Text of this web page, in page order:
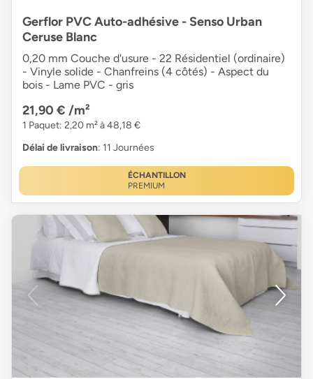
Gerflor PVC Auto-adhésive - Senso Urban
Ceruse Blanc
0,20 mm Couche d'usure - 22 Résidentiel (ordinaire)
- Vinyle solide - Chanfreins (4 côtés) - Aspect du
bois - Lame PVC - gris
21,90 € /m²
1 Paquet: 2,20 m² à 48,18 €
Délai de livraison: 11 Journées
ÉCHANTILLON
PREMIUM